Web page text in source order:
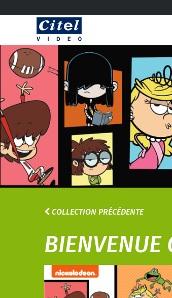
COLLECTION PRÉCÉDENTE
BIENVENUE